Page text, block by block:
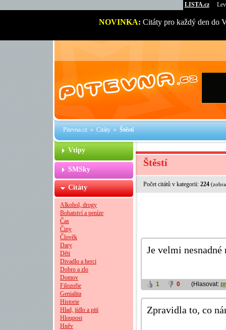
LISTA.cz
NOVINKA: Citáty pro každý den do
Pitevna.cz»Citáty»Štěstí
Vtipy
SMSky
Citáty
Alkohol, drogy
Bohatství a peníze
Čas
Činy
Člověk
Dary
Děti
Divadlo a herci
Dobro a zlo
Domov
Filozofie
Genialita
Historie
Hlad, jídlo a pití
Hloupost
Hněv
Štěstí
Počet citátů v kategorii: 224
Je velmi
1 0 (Hlasovat:
Zpravidla to, co